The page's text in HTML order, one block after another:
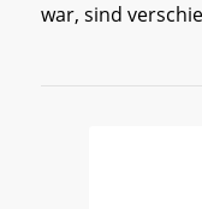
war, sind